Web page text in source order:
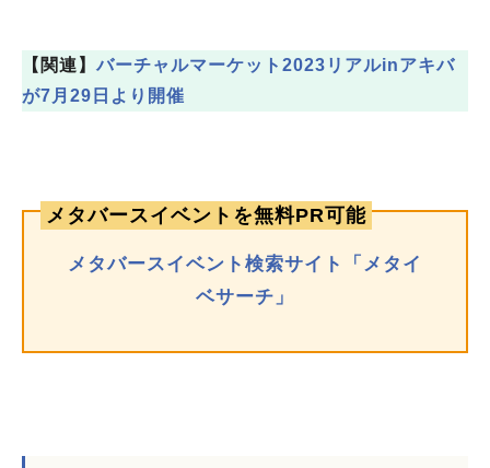
【関連】 バーチャルマーケット2023リアルinアキバ
が7月29日より開催
メタバースイベントを無料PR可能
メタバースイベント検索サイト「メタイ
ベサーチ」